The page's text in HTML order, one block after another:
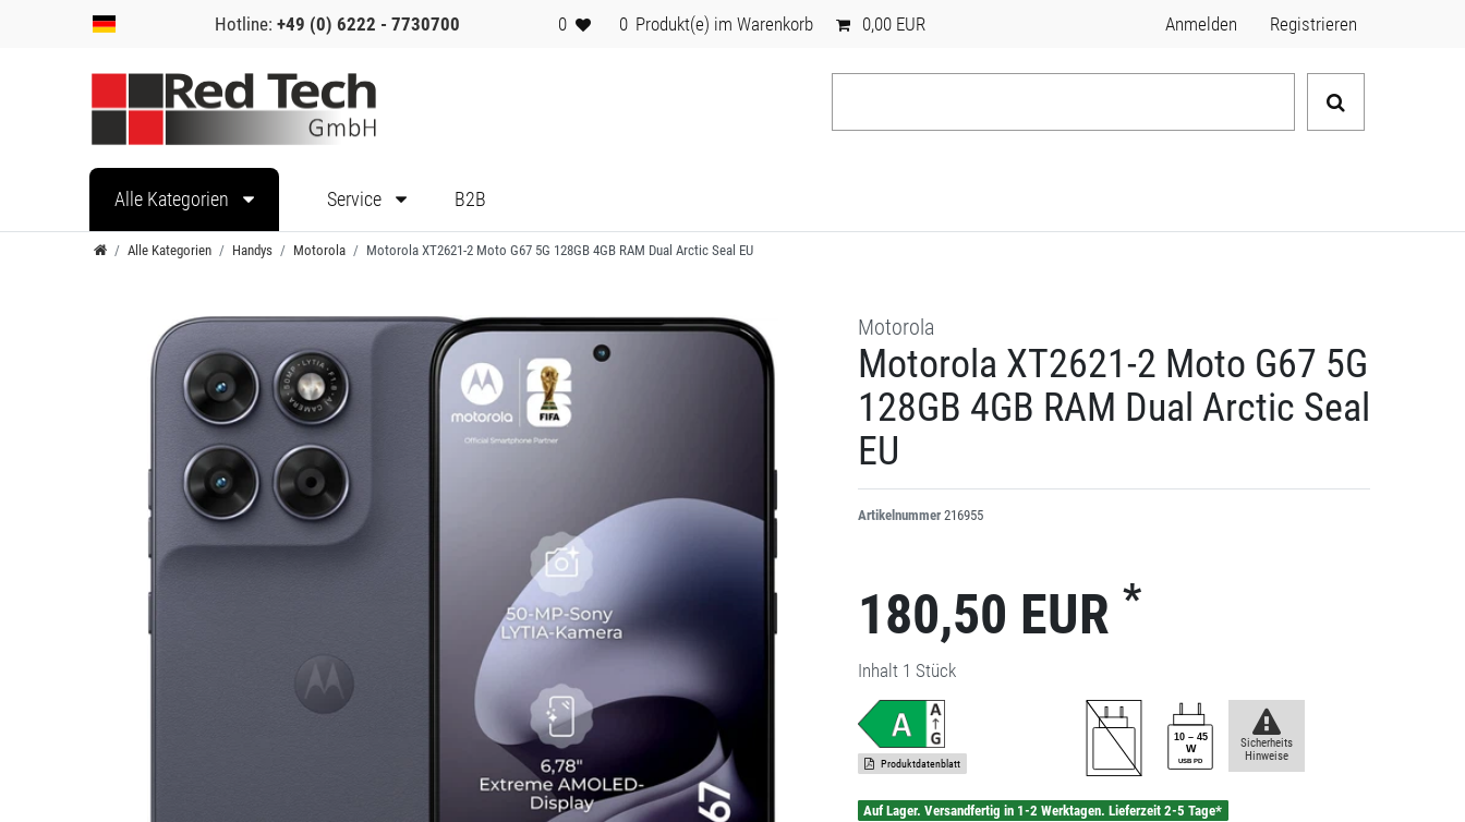
Hotline:+49 (0) 6222 - 7730700 0 0 Produkt(e) im Warenkorb 0,00 EUR Anmelden Registrieren
Alle Kategorien Service B2B
Alle Kategorien Handys Motorola Motorola XT2621-2 Moto G67 5G 128GB 4GB RAM Dual Arctic Seal EU
Motorola
Motorola XT2621-2 Moto G67 5G
128GB 4GB RAM Dual Arctic Seal
EU
Artikelnummer 216955
180,50 EUR *
Inhalt 1 Stück
Produktdatenblatt
Sicherheits
Hinweise
Auf Lager. Versandfertig in 1-2 Werktagen. Lieferzeit 2-5 Tage*